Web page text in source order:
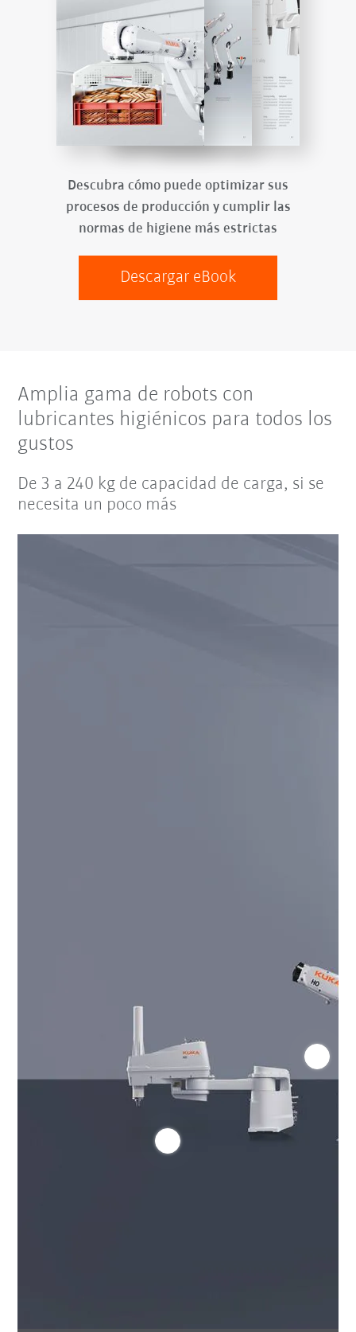
Descubra cómo puede optimizar sus
procesos de producción y cumplir las
normas de higiene más estrictas
Descargar eBook
Amplia gama de robots con
lubricantes higiénicos para todos los
gustos
De 3 a 240 kg de capacidad de carga, si se
necesita un poco más